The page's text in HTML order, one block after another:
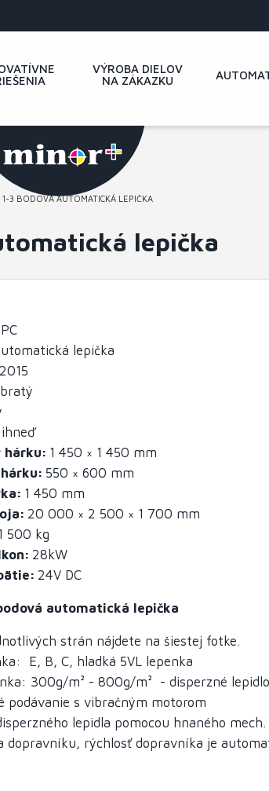
VÝROBA DIELOV
NA ZÁKAZKU
3 BODOVÁ AUTOMATICKÁ LEPIČKA
lepička
lepička
2015
ihneď
hárku
1 450 × 1 450 mm
550 × 600 mm
1 450 mm
20 000 × 2 500 × 1 700 mm
500 kg
28kW
24V DC
automatická lepička
strán nájdete na šiestej fotke.
E, B, C, hladká 5VL lepenka
300g/m² - 800g/m² - disperzné lepidlo
podávanie s vibračným motorom
lepidla pomocou hnaného mech.
dopravníku, rýchlosť dopravníka je